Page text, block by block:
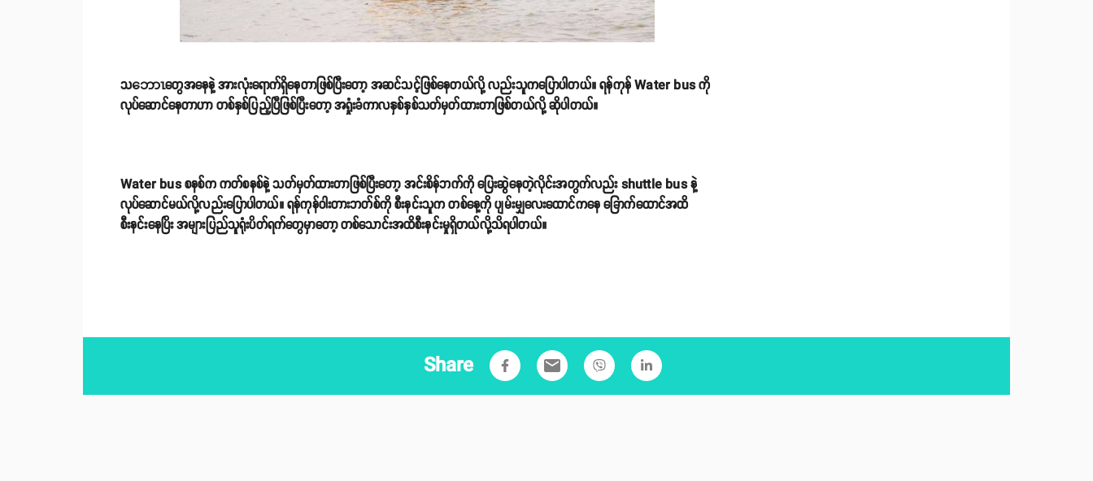
သဘောၤတွေအနေနဲ့ အားလုံးရောက်ရှိနေတာဖြစ်ပြီးတော့ အဆင်သင့်ဖြစ်နေတယ်လို့ လည်းသူကပြောပါတယ်။ ရန်ကုန် Water bus ကို
လုပ်ဆောင်နေတာဟာ တစ်နှစ်ပြည့်ပြီဖြစ်ပြီးတော့ အရှုံးခံကာလနှစ်နှစ်သတ်မှတ်ထားတာဖြစ်တယ်လို့ ဆိုပါတယ်။
Water bus စနစ်က ကတ်စနစ်နဲ့ သတ်မှတ်ထားတာဖြစ်ပြီးတော့ အင်းစိန်ဘက်ကို ပြေးဆွဲနေတဲ့လိုင်းအတွက်လည်း shuttle bus နဲ့
လုပ်ဆောင်မယ်လို့လည်းပြောပါတယ်။ ရန်ကုန်ဝါးတားဘတ်စ်ကို စီးနင်းသူက တစ်နေ့ကို ပျမ်းမျှလေးထောင်ကနေ ခြောက်ထောင်အထိ
စီးနင်းနေပြိး အများပြည်သူရုံးပိတ်ရက်တွေမှာတော့ တစ်သောင်းအထိစီးနင်းမှုရှိတယ်လို့သိရပါတယ်။
Share email